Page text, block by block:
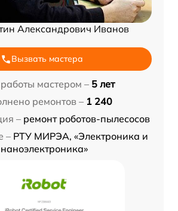
Александрович Иванов
Вызвать мастера
мастером – 5 лет
ремонтов – 1 240
– ремонт роботов-пылесосов
– РТУ МИРЭА, «Электроника и
наноэлектроника»